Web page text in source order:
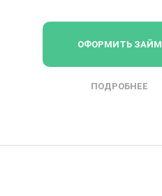
ОФОРМИТЬ ЗАЙМ
ПОДРОБНЕЕ